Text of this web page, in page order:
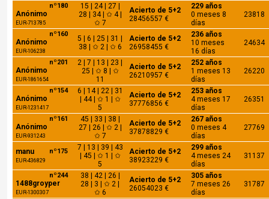
nº180
Anónimo
EUR-713785
15 | 24 | 27 |
28 | 34 | ✩ 4 |
✩ 7
Acierto de 5+2
28456557 €
229 años
0 meses 8
días
23818
nº160
Anónimo
EUR-106238
5 | 6 | 25 | 31 |
38 | ✩ 2 | ✩ 6
Acierto de 5+2
26958455 €
236 años
10 meses
16 días
24634
nº201
Anónimo
EUR-1861654
2 | 7 | 13 | 23 |
25 | ✩ 8 | ✩
11
Acierto de 5+2
26210957 €
252 años
1 meses 13
días
26220
nº154
Anónimo
EUR-1231417
6 | 14 | 22 | 31
| 44 | ✩ 1 | ✩
5
Acierto de 5+2
37776856 €
253 años
4 meses 17
días
26351
nº161
Anónimo
EUR-931243
45 | 33 | 38 |
27 | 26 | ✩ 2 |
✩ 7
Acierto de 5+2
37878829 €
267 años
0 meses 4
días
27769
nº175
manu
EUR-436829
7 | 13 | 39 | 43
| 45 | ✩ 1 | ✩
5
Acierto de 5+2
38923229 €
299 años
4 meses 24
días
31137
nº244
1488groyper
EUR-1300307
38 | 42 | 26 |
28 | 3 | ✩ 2 |
✩ 6
Acierto de 5+2
26054023 €
305 años
7 meses 26
días
31787